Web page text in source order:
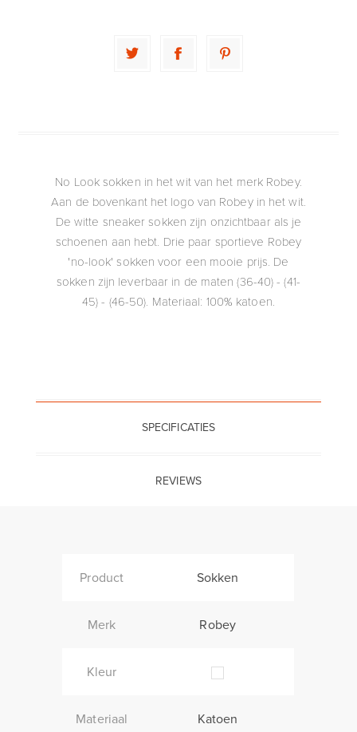
No Look sokken in het wit van het merk Robey.
Aan de bovenkant het logo van Robey in het wit.
De witte sneaker sokken zijn onzichtbaar als je
schoenen aan hebt. Drie paar sportieve Robey
'no-look' sokken voor een mooie prijs. De
sokken zijn leverbaar in de maten (36-40) - (41-
45) - (46-50). Materiaal: 100% katoen.
SPECIFICATIES
REVIEWS
Product Sokken
Merk Robey
Kleur
Materiaal Katoen